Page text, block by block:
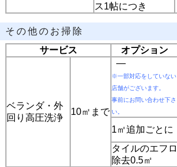
ス1帖につき
その他のお掃除
サービス
オプション
ベランダ・外
回り高圧洗浄
10㎡まで
―
※一部対応をしていない
店舗がございます。
事前にお問い合わせ下さ
い。
1㎡追加ごとに
タイルのエフロ
除去0.5㎡